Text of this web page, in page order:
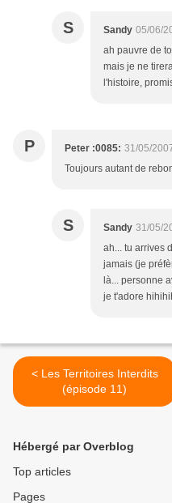
S Sandy 05/06/
ah pauvre de
mais je ne
l'histoire,
P Peter :0085: 31/05/
Toujours autant de
S Sandy 31/05/
ah... tu arrives
jamais (je
là... personne
je t'adore
< Les Territoires Interdits
(épisode 11)
Hébergé par Overblog
Top articles
Pages